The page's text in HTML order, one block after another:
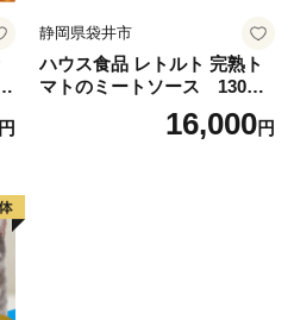
静岡県袋井市
ハウス食品 レトルト 完熟ト
マトのミートソース 130g×
18個（3食×6個）16,000円